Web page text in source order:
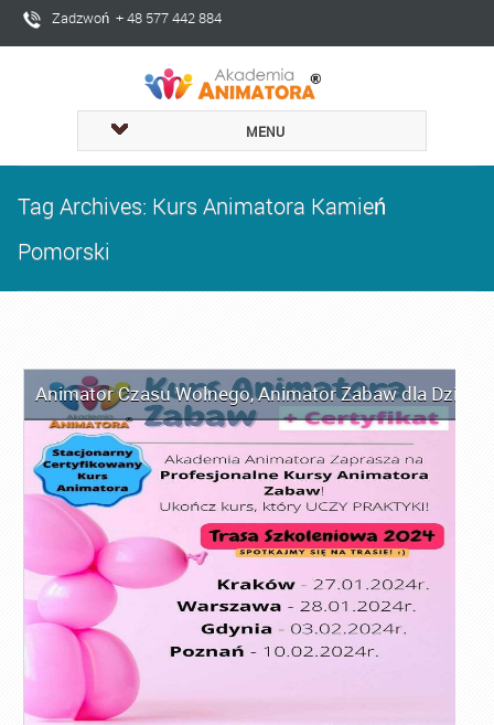
Zadzwoń + 48 577 442 884
MENU
Tag Archives: Kurs Animatora Kamień
Pomorski
Animator Czasu Wolnego,Animator Zabaw dla Dzieci